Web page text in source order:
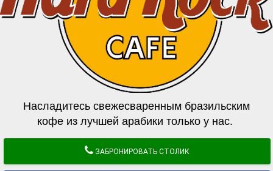
Насладитесь свежесваренным бразильским
кофе из лучшей арабики только у нас.
ЗАБРОНИРОВАТЬ СТОЛИК